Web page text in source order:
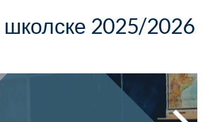
школске 2025/2026